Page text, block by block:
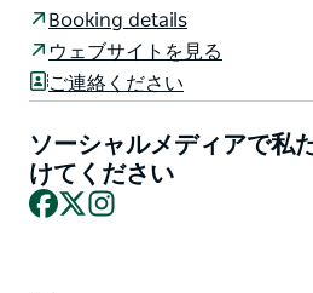
設備がすべて揃ったオープン プ
ニング、キッチン エリアがあり
ビ、Wi-Fi、オーブン、電子レン
ろぐことを想像してみてくださ
デッキに出て、信じられないほ
ください。裏庭エリアにはバー
Booking details
ウェブサイトを見る
ご連絡ください
ソーシャルメディアで私
けてください
Facebook
X